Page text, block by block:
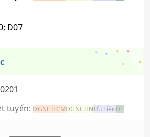
D07
tuyển: ĐGNL HCMĐGNL HNƯu TiênĐT